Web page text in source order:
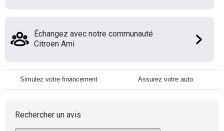
Échangez avec notre communauté
Citroen Ami
Simulez votre financement Assurez votre auto
Rechercher un avis